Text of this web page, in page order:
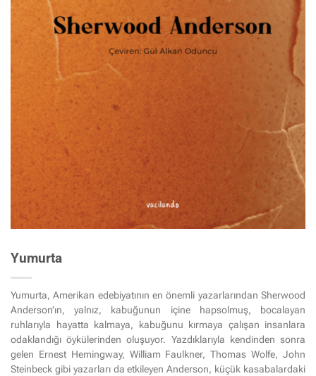
Yumurta
Yumurta, Amerikan edebiyatının en önemli yazarlarından Sherwood
Anderson’ın, yalnız, kabuğunun içine hapsolmuş, bocalayan
ruhlarıyla hayatta kalmaya, kabuğunu kırmaya çalışan insanlara
odaklandığı öykülerinden oluşuyor. Yazdıklarıyla kendinden sonra
gelen Ernest Hemingway, William Faulkner, Thomas Wolfe, John
Steinbeck gibi yazarları da etkileyen Anderson, küçük kasabalardaki